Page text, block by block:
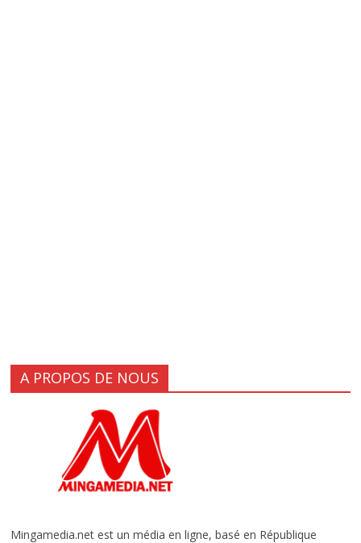
A PROPOS DE NOUS
Mingamedia.net est un média en ligne, basé en République